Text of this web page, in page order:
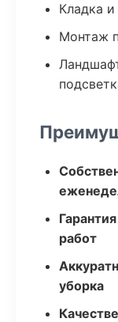
Кладка
Монтаж
работ
уборка